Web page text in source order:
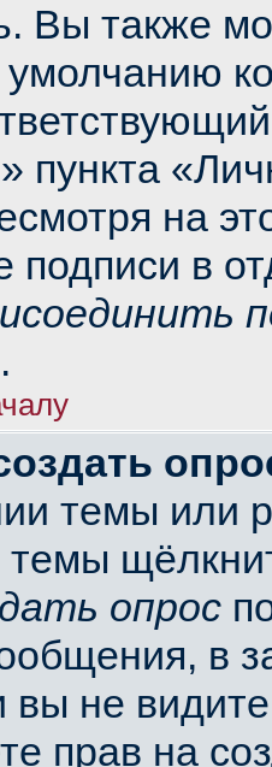
Вы также
умолчанию
пункта
на
подписи в
темы или
опрос
в
вы не
прав на